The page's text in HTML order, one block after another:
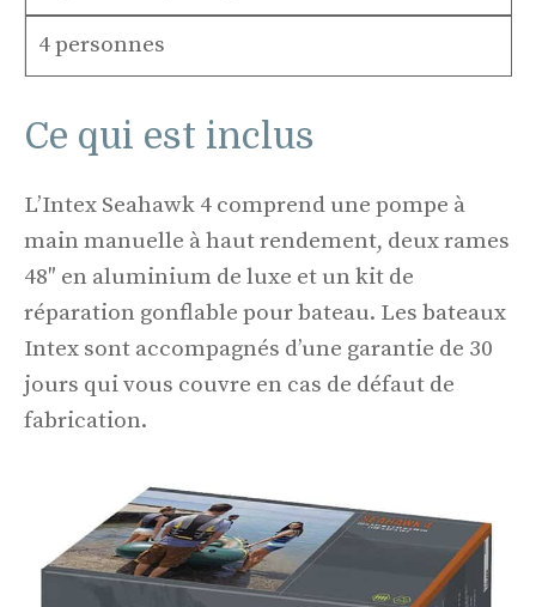
4 personnes
Ce qui est inclus
L’Intex Seahawk 4 comprend une pompe à
main manuelle à haut rendement, deux rames
48″ en aluminium de luxe et un kit de
réparation gonflable pour bateau. Les bateaux
Intex sont accompagnés d’une garantie de 30
jours qui vous couvre en cas de défaut de
fabrication.